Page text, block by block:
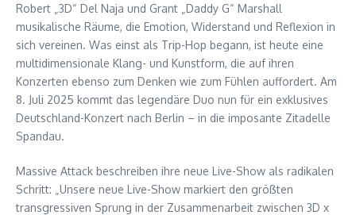
Robert „3D“ Del Naja und Grant „Daddy G“ Marshall
musikalische Räume, die Emotion, Widerstand und Reflexion in
sich vereinen. Was einst als Trip-Hop begann, ist heute eine
multidimensionale Klang- und Kunstform, die auf ihren
Konzerten ebenso zum Denken wie zum Fühlen auffordert. Am
8. Juli 2025 kommt das legendäre Duo nun für ein exklusives
Deutschland-Konzert nach Berlin – in die imposante Zitadelle
Spandau.
Massive Attack beschreiben ihre neue Live-Show als radikalen
Schritt: „Unsere neue Live-Show markiert den größten
transgressiven Sprung in der Zusammenarbeit zwischen 3D x